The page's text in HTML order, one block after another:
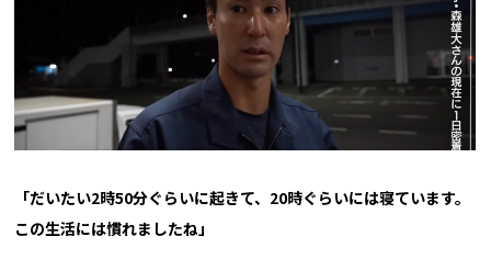
「だいたい2時50分ぐらいに起きて、20時ぐらいには寝ています。
この生活には慣れましたね」